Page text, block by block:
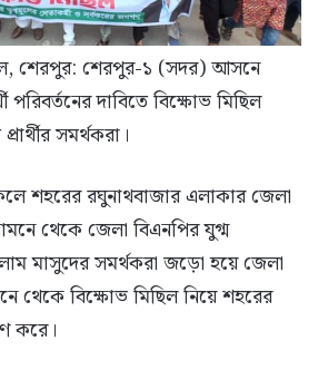
শেরপুর: শেরপুর-১ (সদর) আসনে
পরিবর্তনের দাবিতে বিক্ষোভ মিছিল
সমর্থকরা।
শহরের রঘুনাথবাজার এলাকার জেলা
থেকে জেলা বিএনপির যুগ্ম
মাসুদের সমর্থকরা জড়ো হয়ে জেলা
থেকে বিক্ষোভ মিছিল নিয়ে শহরের
করে।